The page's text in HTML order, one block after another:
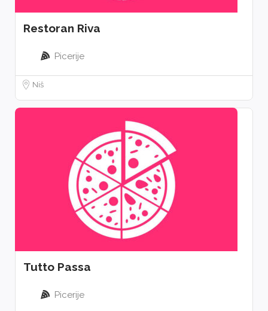
Restoran Riva
Picerije
Niš
Tutto Passa
Picerije